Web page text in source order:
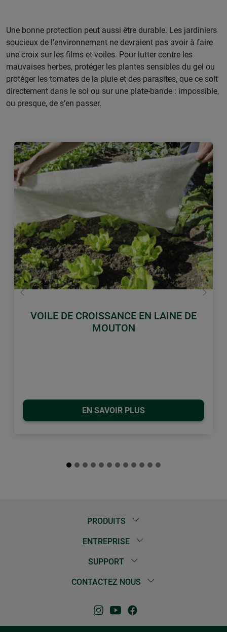
Une bonne protection peut aussi être durable. Les jardiniers
soucieux de l'environnement ne devraient pas avoir à faire
une croix sur les films et voiles. Pour lutter contre les
mauvaises herbes, protéger les plantes sensibles du gel ou
protéger les tomates de la pluie et des parasites, que ce soit
directement dans le sol ou sur une plate-bande : impossible,
ou presque, de s’en passer.
VOILE DE CROISSANCE EN LAINE DE
MOUTON
EN SAVOIR PLUS
retour
PRODUITS
ENTREPRISE
SUPPORT
CONTACTEZ NOUS